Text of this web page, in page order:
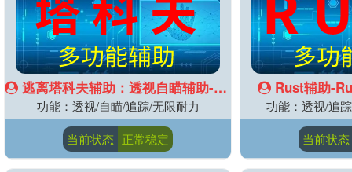
逃离塔科夫辅助：透视自瞄辅助-无限耐力
功能：透视/自瞄/追踪/无限耐力
当前状态 正常稳定
Rust辅助-
功能：透视/追
当前状态